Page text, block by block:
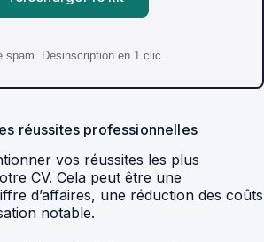
spam. Desinscription en 1 clic.
réussites professionnelles
vos réussites les plus
CV. Cela peut être une
d’affaires, une réduction des coûts
notable.